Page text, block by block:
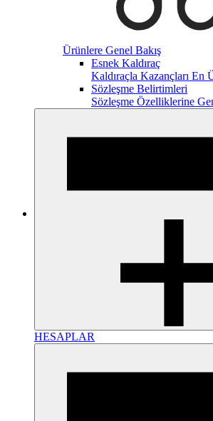
Ürünlere Genel Bakış
Esnek Kaldıraç
Kaldıraçla Kazançları En
Sözleşme Belirtimleri
Sözleşme Özelliklerine
HESAPLAR